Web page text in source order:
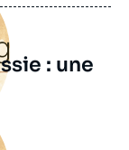
: une